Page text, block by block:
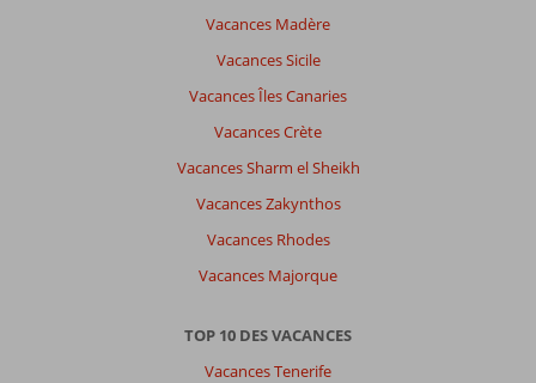
Vacances Madère
Vacances Sicile
Vacances Îles Canaries
Vacances Crète
Vacances Sharm el Sheikh
Vacances Zakynthos
Vacances Rhodes
Vacances Majorque
TOP 10 DES VACANCES
Vacances Tenerife